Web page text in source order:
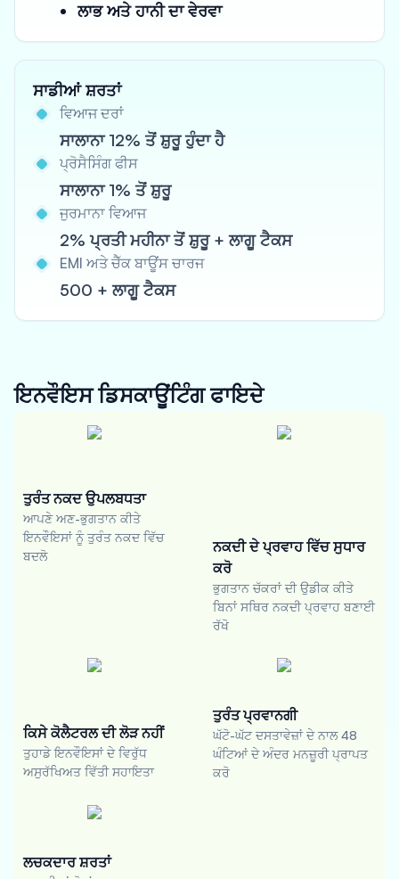
ਲਾਭ ਅਤੇ ਹਾਨੀ ਦਾ ਵੇਰਵਾ
ਸਾਡੀਆਂ ਸ਼ਰਤਾਂ
ਵਿਆਜ ਦਰਾਂ
ਸਾਲਾਨਾ 12% ਤੋਂ ਸ਼ੁਰੂ ਹੁੰਦਾ ਹੈ
ਪ੍ਰੋਸੈਸਿੰਗ ਫੀਸ
ਸਾਲਾਨਾ 1% ਤੋਂ ਸ਼ੁਰੂ
ਜੁਰਮਾਨਾ ਵਿਆਜ
2% ਪ੍ਰਤੀ ਮਹੀਨਾ ਤੋਂ ਸ਼ੁਰੂ + ਲਾਗੂ ਟੈਕਸ
EMI ਅਤੇ ਚੈੱਕ ਬਾਊਂਸ ਚਾਰਜ
500 + ਲਾਗੂ ਟੈਕਸ
ਇਨਵੌਇਸ ਡਿਸਕਾਊਂਟਿੰਗਫਾਇਦੇ
ਤੁਰੰਤ ਨਕਦ ਉਪਲਬਧਤਾ
ਆਪਣੇ ਅਣ-ਭੁਗਤਾਨ ਕੀਤੇ
ਇਨਵੌਇਸਾਂ ਨੂੰ ਤੁਰੰਤ ਨਕਦ ਵਿੱਚ
ਬਦਲੋ
ਨਕਦੀ ਦੇ ਪ੍ਰਵਾਹ ਵਿੱਚ ਸੁਧਾਰ
ਕਰੋ
ਭੁਗਤਾਨ ਚੱਕਰਾਂ ਦੀ ਉਡੀਕ ਕੀਤੇ
ਬਿਨਾਂ ਸਥਿਰ ਨਕਦੀ ਪ੍ਰਵਾਹ ਬਣਾਈ
ਰੱਖੋ
ਕਿਸੇ ਕੋਲੈਟਰਲ ਦੀ ਲੋੜ ਨਹੀਂ
ਤੁਹਾਡੇ ਇਨਵੌਇਸਾਂ ਦੇ ਵਿਰੁੱਧ
ਅਸੁਰੱਖਿਅਤ ਵਿੱਤੀ ਸਹਾਇਤਾ
ਤੁਰੰਤ ਪ੍ਰਵਾਨਗੀ
ਘੱਟੋ-ਘੱਟ ਦਸਤਾਵੇਜ਼ਾਂ ਦੇ ਨਾਲ 48
ਘੰਟਿਆਂ ਦੇ ਅੰਦਰ ਮਨਜ਼ੂਰੀ ਪ੍ਰਾਪਤ
ਕਰੋ
ਲਚਕਦਾਰ ਸ਼ਰਤਾਂ